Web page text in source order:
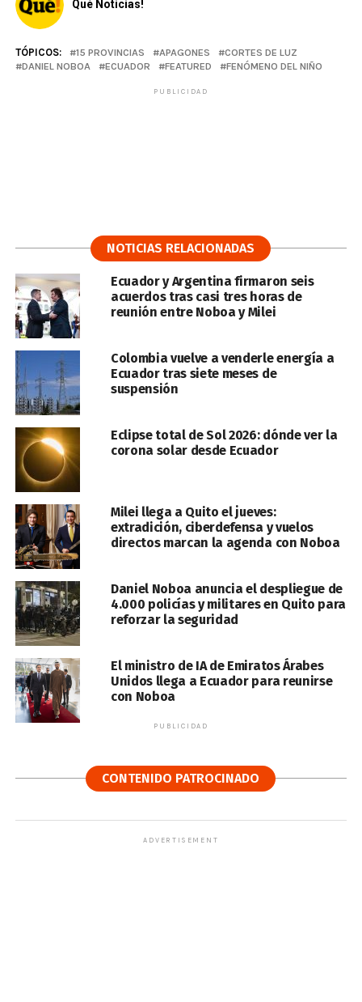
Qué Noticias!
TÓPICOS: 15 PROVINCIAS APAGONES
CORTES DE LUZ
DANIEL NOBOA
ECUADOR FEATURED FENÓMENO DEL NIÑO
PUBLICIDAD
NOTICIAS RELACIONADAS
Ecuador y Argentina firmaron seis
acuerdos tras casi tres horas de
reunión entre Noboa y Milei
Colombia vuelve a venderle energía a
Ecuador tras siete meses de
suspensión
Eclipse total de Sol 2026: dónde ver la
corona solar desde Ecuador
Milei llega a Quito el jueves:
extradición, ciberdefensa y vuelos
directos marcan la agenda con Noboa
Daniel Noboa anuncia el despliegue de
4.000 policías y militares en Quito para
reforzar la seguridad
El ministro de IA de Emiratos Árabes
Unidos llega a Ecuador para reunirse
con Noboa
PUBLICIDAD
CONTENIDO PATROCINADO
ADVERTISEMENT